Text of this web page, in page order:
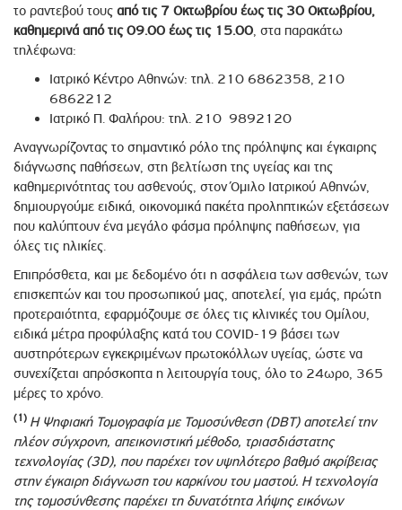
το ραντεβού τους από τις 7 Οκτωβρίου έως τις 30 Οκτωβρίου,
καθημερινά από τις 09.00 έως τις 15.00, στα παρακάτω
τηλέφωνα:
Ιατρικό Κέντρο Αθηνών: τηλ. 210 6862358, 210
6862212
Ιατρικό Π. Φαλήρου: τηλ. 210 9892120
Αναγνωρίζοντας το σημαντικό ρόλο της πρόληψης και έγκαιρης
διάγνωσης παθήσεων, στη βελτίωση της υγείας και της
καθημερινότητας του ασθενούς, στον Όμιλο Ιατρικού Αθηνών,
δημιουργούμε ειδικά, οικονομικά πακέτα προληπτικών εξετάσεων
που καλύπτουν ένα μεγάλο φάσμα πρόληψης παθήσεων, για
όλες τις ηλικίες.
Επιπρόσθετα, και με δεδομένο ότι η ασφάλεια των ασθενών, των
επισκεπτών και του προσωπικού μας, αποτελεί, για εμάς, πρώτη
προτεραιότητα, εφαρμόζουμε σε όλες τις κλινικές του Ομίλου,
ειδικά μέτρα προφύλαξης κατά του CΟVID-19 βάσει των
αυστηρότερων εγκεκριμένων πρωτοκόλλων υγείας, ώστε να
συνεχίζεται απρόσκοπτα η λειτουργία τους, όλο το 24ωρο, 365
μέρες το χρόνο.
(1) Η Ψηφιακή Τομογραφία με Τομοσύνθεση (DBT) αποτελεί την
πλέον σύγχρονη, απεικονιστική μέθοδο, τριασδιάστατης
τεχνολογίας (3D), που παρέχει τον υψηλότερο βαθμό ακρίβειας
στην έγκαιρη διάγνωση του καρκίνου του μαστού. Η τεχνολογία
της τομοσύνθεσης παρέχει τη δυνατότητα λήψης εικόνων